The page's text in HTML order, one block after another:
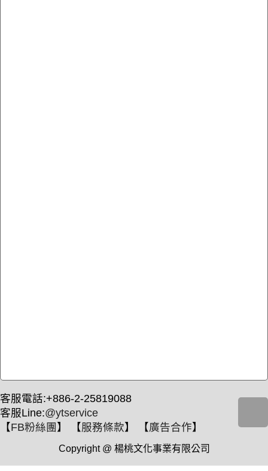
客服電話:+886-2-25819088
客服Line:@ytservice
【FB粉絲團 】 【服務條款】 【廣告合作】
Copyright @ 楊桃文化事業有限公司